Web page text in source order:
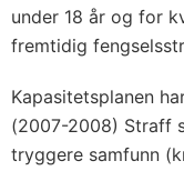
under 18 år og for
fremtidig
Kapasitetsplanen
(2007-2008) Straff
tryggere samfunn